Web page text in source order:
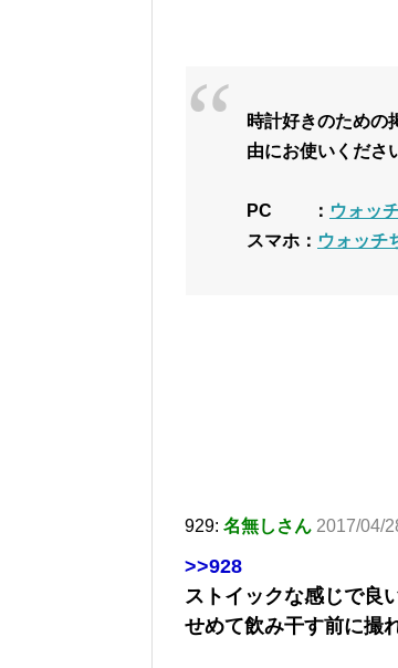
時計好きのための
由にお使いくださ
PC ： ウォッ
スマホ： ウォッチ
929: 名無しさん 2017/04/
>>928
ストイックな感じで良
せめて飲み干す前に撮